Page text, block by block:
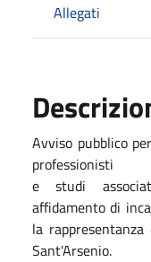
Allegati
Avviso pubblico
professionisti
e studi
affidamento di
la
Sant'Arsenio.